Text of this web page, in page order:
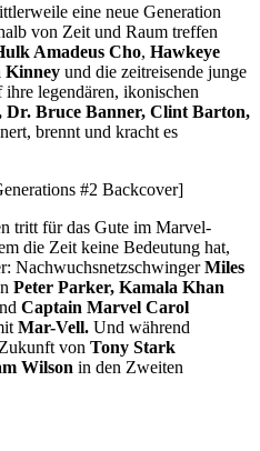
eine neue Generation
von Zeit und Raum treffen
Amadeus Cho, Hawkeye
Kinney und die zeitreisende junge
legendären, ikonischen
Dr. Bruce Banner, Clint Barton,
brennt und kracht es
#2 Backcover]
tritt für das Gute im Marvel-
die Zeit keine Bedeutung hat,
NachwuchsnetzschwingerMiles
Peter Parker, Kamala Khan
Captain Marvel Carol
Mar-Vell. Und während
von Tony Stark
Wilson in den Zweiten